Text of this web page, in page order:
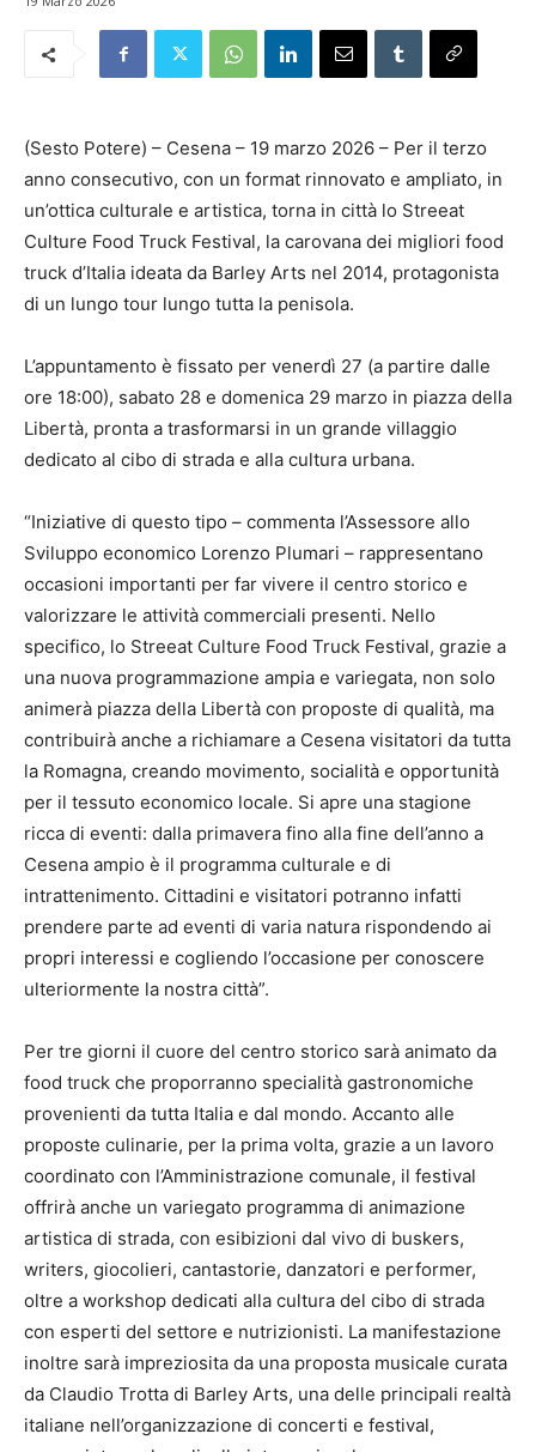
(Sesto Potere) – Cesena – 19 marzo 2026 – Per il terzo
anno consecutivo, con un format rinnovato e ampliato, in
un’ottica culturale e artistica, torna in città lo Streeat
Culture Food Truck Festival, la carovana dei migliori food
truck d’Italia ideata da Barley Arts nel 2014, protagonista
di un lungo tour lungo tutta la penisola.
L’appuntamento è fissato per venerdì 27 (a partire dalle
ore 18:00), sabato 28 e domenica 29 marzo in piazza della
Libertà, pronta a trasformarsi in un grande villaggio
dedicato al cibo di strada e alla cultura urbana.
“Iniziative di questo tipo – commenta l’Assessore allo
Sviluppo economico Lorenzo Plumari – rappresentano
occasioni importanti per far vivere il centro storico e
valorizzare le attività commerciali presenti. Nello
specifico, lo Streeat Culture Food Truck Festival, grazie a
una nuova programmazione ampia e variegata, non solo
animerà piazza della Libertà con proposte di qualità, ma
contribuirà anche a richiamare a Cesena visitatori da tutta
la Romagna, creando movimento, socialità e opportunità
per il tessuto economico locale. Si apre una stagione
ricca di eventi: dalla primavera fino alla fine dell’anno a
Cesena ampio è il programma culturale e di
intrattenimento. Cittadini e visitatori potranno infatti
prendere parte ad eventi di varia natura rispondendo ai
propri interessi e cogliendo l’occasione per conoscere
ulteriormente la nostra città”.
Per tre giorni il cuore del centro storico sarà animato da
food truck che proporranno specialità gastronomiche
provenienti da tutta Italia e dal mondo. Accanto alle
proposte culinarie, per la prima volta, grazie a un lavoro
coordinato con l’Amministrazione comunale, il festival
offrirà anche un variegato programma di animazione
artistica di strada, con esibizioni dal vivo di buskers,
writers, giocolieri, cantastorie, danzatori e performer,
oltre a workshop dedicati alla cultura del cibo di strada
con esperti del settore e nutrizionisti. La manifestazione
inoltre sarà impreziosita da una proposta musicale curata
da Claudio Trotta di Barley Arts, una delle principali realtà
italiane nell’organizzazione di concerti e festival,